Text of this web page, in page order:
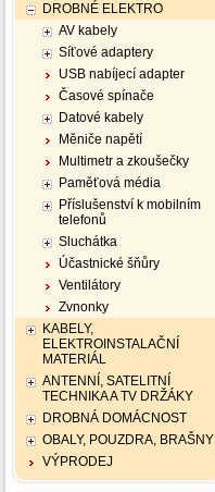
DROBNÉ ELEKTRO
AV kabely
Síťové adaptery
USB nabíjecí adapter
Časové spínače
Datové kabely
Měniče napětí
Multimetr a zkoušečky
Paměťová média
Příslušenství k mobilním
telefonů
Sluchátka
Účastnické šňůry
Ventilátory
Zvnonky
KABELY,
ELEKTROINSTALAČNÍ
MATERIÁL
ANTENNÍ, SATELITNÍ
TECHNIKA A TV DRŽÁKY
DROBNÁ DOMÁCNOST
OBALY, POUZDRA, BRAŠNY
VÝPRODEJ